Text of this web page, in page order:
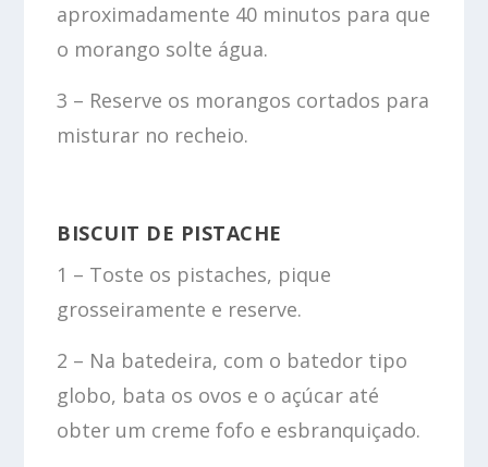
aproximadamente 40 minutos para que
o morango solte água.
3 – Reserve os morangos cortados para
misturar no recheio.
BISCUIT DE PISTACHE
1 – Toste os pistaches, pique
grosseiramente e reserve.
2 – Na batedeira, com o batedor tipo
globo, bata os ovos e o açúcar até
obter um creme fofo e esbranquiçado.